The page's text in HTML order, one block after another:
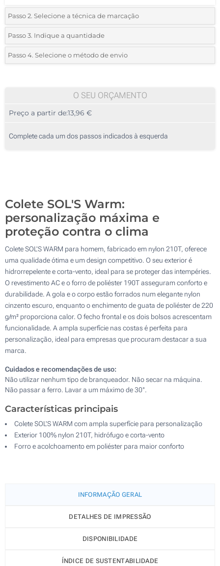
Passo 2. Selecione a técnica de marcação
*Selecione o tipo de marcação e as cores do logotipo:
Bordado (No peito)
Passo 3. Indique a quantidade
*Pedido mínimo 5 (total de pedido)
Calcular preço
Passo 4. Selecione o método de envio
O SEU ORÇAMENTO
Preço a partir de:13,96 €
Complete cada um dos passos indicados à esquerda
Colete SOL'S Warm:
personalização máxima e
proteção contra o clima
Colete SOL'S WARM para homem, fabricado em nylon 210T, oferece
uma qualidade ótima e um design competitivo. O seu exterior é
hidrorrepelente e corta-vento, ideal para se proteger das intempéries.
O revestimento AC e o forro de poliéster 190T asseguram conforto e
durabilidade. A gola e o corpo estão forrados num elegante nylon
cinzento escuro, enquanto o enchimento de guata de poliéster de 220
g/m² proporciona calor. O fecho frontal e os dois bolsos acrescentam
funcionalidade. A ampla superfície nas costas é perfeita para
personalização, ideal para empresas que procuram destacar a sua
marca.
Cuidados e recomendações de uso:
Não utilizar nenhum tipo de branqueador. Não secar na máquina.
Não passar a ferro. Lavar a um máximo de 30°.
Características principais
Colete SOL'S WARM com ampla superfície para personalização
Exterior 100% nylon 210T, hidrófugo e corta-vento
Forro e acolchoamento em poliéster para maior conforto
INFORMAÇÃO GERAL
DETALHES DE IMPRESSÃO
DISPONIBILIDADE
ÍNDICE DE SUSTENTABILIDADE